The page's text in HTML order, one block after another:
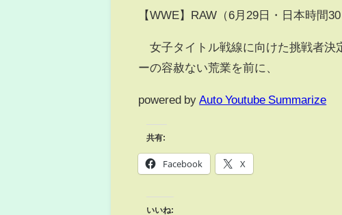
【WWE】RAW（6月29日・日本時間
女子タイトル戦線に向けた挑戦者決
ーの容赦ない荒業を前に、
powered by Auto Youtube Summarize
共有:
Facebook X
いいね: